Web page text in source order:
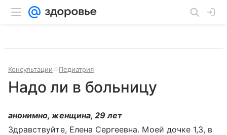
Консультации Педиатрия
Надо ли в больницу
анонимно, женщина, 29 лет
Здравствуйте, Елена Сергеевна. Моей дочке 1,3, в